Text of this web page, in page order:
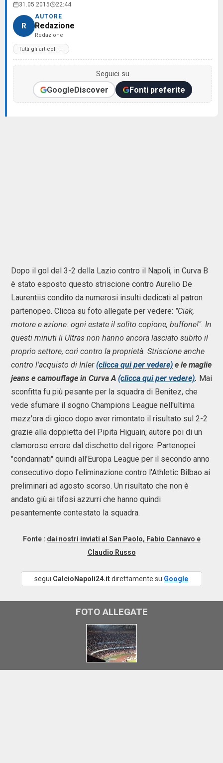
31.05.2015 22:44
R
AUTORE
Redazione
Redazione
Tutti gli articoli →
Seguici su
GoogleDiscover Fonti preferite
Dopo il gol del 3-2 della Lazio contro il Napoli, in Curva B
è stato esposto questo striscione contro Aurelio De
Laurentiis condito da numerosi insulti dedicati al patron
partenopeo. Clicca su foto allegate per vedere: "Ciak,
motore e azione: ogni estate il solito copione, buffone!". In
questi minuti li Ultras non hanno ancora lasciato subito il
proprio settore, cori contro la proprietà. Striscione anche
contro l'acquisto di Inler(clicca qui per vedere) e le maglie
jeans e camouflage in Curva A (clicca qui per vedere). Mai
sconfitta fu più pesante per la squadra di Benitez, che
vede sfumare il sogno Champions League nell'ultima
mezz'ora di gioco dopo aver rimontato il risultato sul 2-2
grazie alla doppietta del Pipita Higuain, autore poi di un
clamoroso errore dal dischetto del rigore. Partenopei
"condannati" quindi all'Europa League per il secondo anno
consecutivo dopo l'eliminazione contro l'Athletic Bilbao ai
preliminari ad agosto scorso. Un risultato che non è
andato giù ai tifosi azzurri che hanno quindi
pesantemente contestato la squadra.
Fonte : dai nostri inviati al San Paolo, Fabio Cannavo e
Claudio Russo
segui CalcioNapoli24.itdirettamente su Google
FOTO ALLEGATE